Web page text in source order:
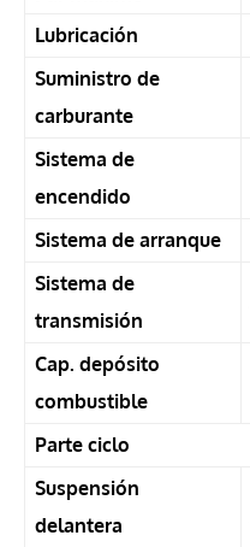
Lubricación
Suministro de
carburante
Sistema de
encendido
Sistema de arranque
Sistema de
transmisión
Cap. depósito
combustible
Parte ciclo
Suspensión
delantera